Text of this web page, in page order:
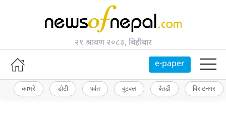
२१ श्रावण २०८३, बिहीबार
e-paper
काभ्रे डोटी पर्वत बुटवल बैतडी विराटनगर